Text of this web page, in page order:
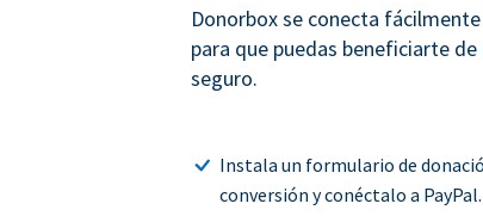
Donorbox se conecta
para que puedas beneficiarte
seguro.
Instala un formulario de
conversión y conéctalo a PayPal.